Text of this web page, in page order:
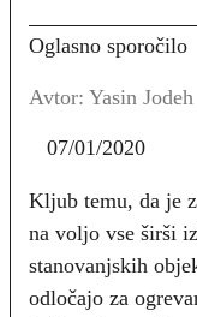
Oglasno sporočilo
Avtor: Yasin Jodeh
07/01/2020
Kljub temu, da je
na voljo vse širši
stanovanjskih
odločajo za